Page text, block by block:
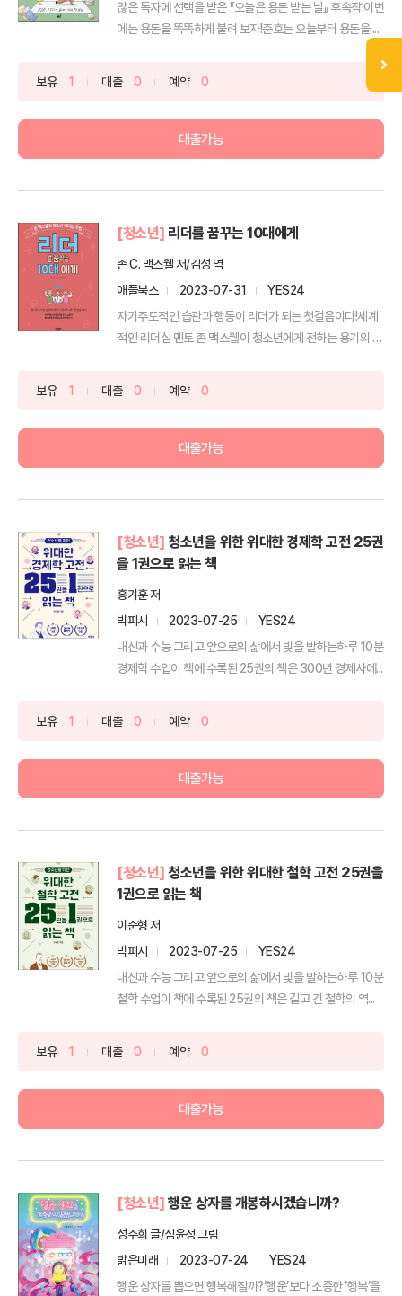
많은 독자에 선택을 받은 『오늘은 용돈 받는 날』 후속작!이번
에는 용돈을 똑똑하게 불려 보자!준호는 오늘부터 용돈을 ...
보유 1 대출 0 예약 0
대출가능
[청소년] 리더를 꿈꾸는 10대에게
존 C. 맥스웰 저/김성 역
애플북스
2023-07-31
YES24
자기주도적인 습관과 행동이 리더가 되는 첫걸음이다!세계
적인 리더십 멘토 존 맥스웰이 청소년에게 전하는 용기의 메
보유 1 대출 0 예약 0
대출가능
[청소년] 청소년을 위한 위대한 경제학 고전 25권
을 1권으로 읽는 책
홍기훈 저
빅피시
2023-07-25
YES24
내신과 수능 그리고 앞으로의 삶에서 빛을 발하는하루 10분
경제학 수업이 책에 수록된 25권의 책은 300년 경제사에...
보유 1 대출 0 예약 0
대출가능
[청소년] 청소년을 위한 위대한 철학 고전 25권을
1권으로 읽는 책
이준형 저
빅피시
2023-07-25
YES24
내신과 수능 그리고 앞으로의 삶에서 빛을 발하는하루 10분
철학 수업이 책에 수록된 25권의 책은 길고 긴 철학의 역...
보유 1 대출 0 예약 0
대출가능
[청소년] 행운 상자를 개봉하시겠습니까?
성주희 글/심윤정 그림
밝은미래
2023-07-24
YES24
행운 상자를 뽑으면 행복해질까?‘행운’보다 소중한 ‘행복’을